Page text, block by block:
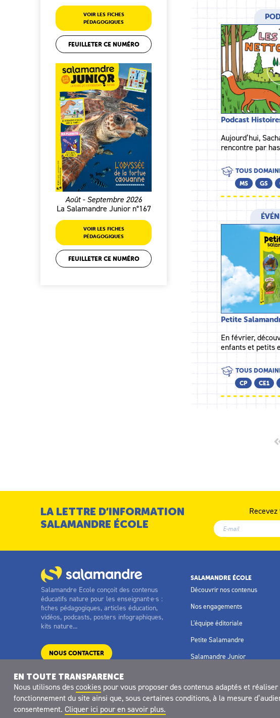
VOIR LES FICHES
PÉDAGOGIQUES
FEUILLETER CE NUMÉRO
Août - Septembre 2026
La Salamandre Junior n°167
VOIR LES FICHES
PÉDAGOGIQUES
FEUILLETER CE NUMÉRO
Podcast
Aujourd’hui,
rencontre par
TOUS
MS
GS
Petite
En février,
enfants et petits
TOUS
CP
CE1
LA LETTRE D’INFORMATION
SALAMANDRE ÉCOLE
Salamandre Ecole conçoit des contenus
éducatifs nature pour les enseignant·e·s :
fiches pédagogiques, articles éducation,
vidéos, podcasts, posters infographiques,
kits nature...
NOUS CONTACTER
SALAMANDRE ÉCOLE
Découvrir nos contenus
Nos engagements
L'équipe éditoriale
Petite Salamandre
Salamandre Junior
Site réalisé avec le soutien de
EN TOUTE TRANSPARENCE
Nous utilisons des cookiespour vous proposer des contenus adaptés et
fonctionnement du site ainsi que, sous certaines conditions, à la mesure
consentement. Cliquer ici pour en savoir plus.